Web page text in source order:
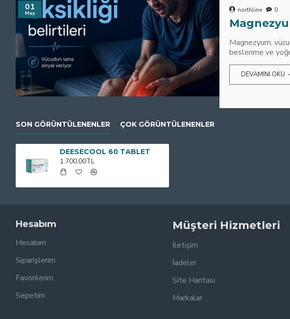
01
May northline 0
Magnezyum,
beslenme ve
DEVAMINI OKU
SON GÖRÜNTÜLENENLER ÇOK GÖRÜNTÜLENENLER
DEESECOOL 60 TABLET
1.700,00TL
Hesabım
Hesabım
Siparişlerim
Favorilerim
Sepetim
Müşteri Hizmetleri
İletişim
İadeler
Site Haritası
Markalar